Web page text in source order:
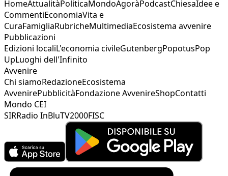
HomeAttualitàPoliticaMondoAgoràPodcastChiesaIdee e
CommentiEconomiaVita e
CuraFamigliaRubricheMultimediaEcosistema avvenire
Pubblicazioni
Edizioni localiL'economia civileGutenbergPopotusPop
UpLuoghi dell'Infinito
Avvenire
Chi siamoRedazioneEcosistema
AvvenirePubblicitàFondazione AvvenireShopContatti
Mondo CEI
SIRRadio InBluTV2000FISC